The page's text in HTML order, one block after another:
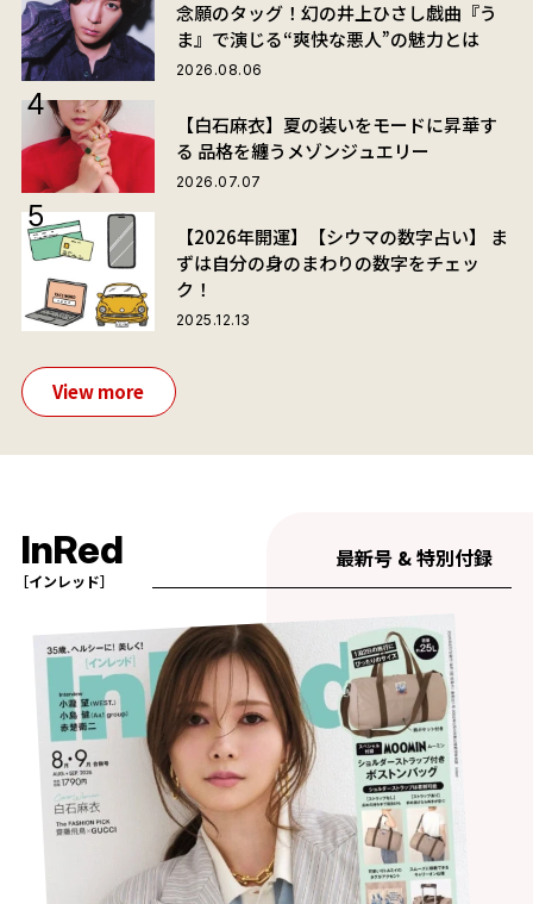
念願のタッグ！幻の井上ひさし戯曲『う
ま』で演じる“爽快な悪人”の魅力とは
2026.08.06
【白石麻衣】夏の装いをモードに昇華す
る 品格を纏うメゾンジュエリー
2026.07.07
【2026年開運】【シウマの数字占い】 ま
ずは自分の身のまわりの数字をチェッ
ク！
2025.12.13
View more
InRed
［インレッド］
最新号 & 特別付録